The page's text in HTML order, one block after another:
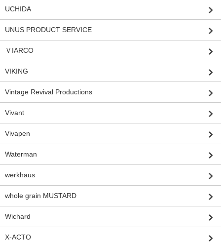
UCHIDA
UNUS PRODUCT SERVICE
ＶIARCO
VIKING
Vintage Revival Productions
Vivant
Vivapen
Waterman
werkhaus
whole grain MUSTARD
Wichard
X-ACTO